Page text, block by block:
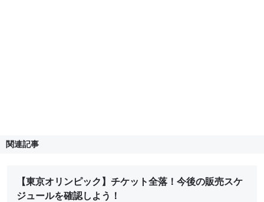
関連記事
【東京オリンピック】チケット全落！今後の販売スケ
ジュールを確認しよう！